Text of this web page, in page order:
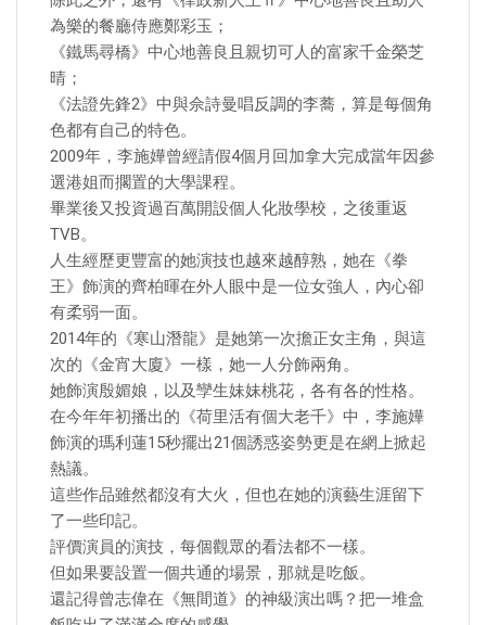
為樂的餐廳侍應鄭彩玉；
《鐵馬尋橋》中心地善良且親切可人的富家千金榮芝
晴；
《法證先鋒2》中與佘詩曼唱反調的李蕎，算是每個角
色都有自己的特色。
2009年，李施嬅曾經請假4個月回加拿大完成當年因參
選港姐而擱置的大學課程。
畢業後又投資過百萬開設個人化妝學校，之後重返
TVB。
人生經歷更豐富的她演技也越來越醇熟，她在《拳
王》飾演的齊柏暉在外人眼中是一位女強人，內心卻
有柔弱一面。
2014年的《寒山潛龍》是她第一次擔正女主角，與這
次的《金宵大廈》一樣，她一人分飾兩角。
她飾演殷媚娘，以及孿生妹妹桃花，各有各的性格。
在今年年初播出的《荷里活有個大老千》中，李施嬅
飾演的瑪利蓮15秒擺出21個誘惑姿勢更是在網上掀起
熱議。
這些作品雖然都沒有大火，但也在她的演藝生涯留下
了一些印記。
評價演員的演技，每個觀眾的看法都不一樣。
但如果要設置一個共通的場景，那就是吃飯。
還記得曾志偉在《無間道》的神級演出嗎？把一堆盒